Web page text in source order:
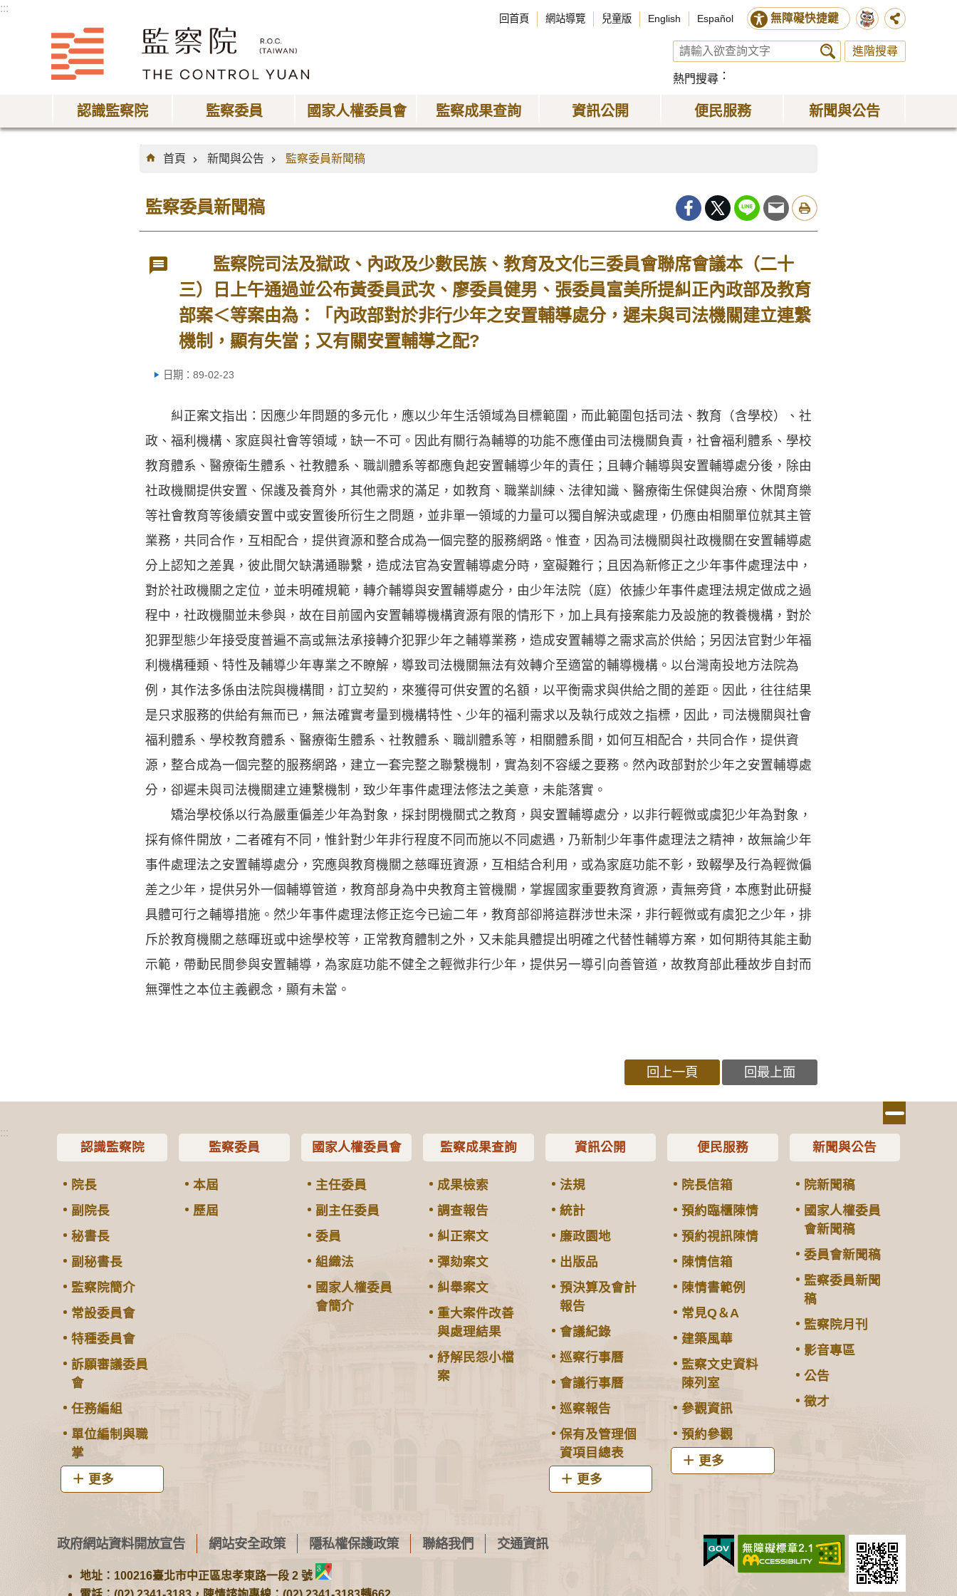
:::
回首頁 網站導覽 兒童版 English Español 無障礙快捷鍵
進階搜尋
熱門搜尋
認識監察院 監察委員 國家人權委員會 監察成果查詢 資訊公開 便民服務 新聞與公告
:::
首頁
新聞與公告 監察委員新聞稿
監察委員新聞稿
監察院司法及獄政、內政及少數民族、教育及文化三委員會聯席會議本（二十
三）日上午通過並公布黃委員武次、廖委員健男、張委員富美所提糾正內政部及教育
部案＜等案由為：「內政部對於非行少年之安置輔導處分，遲未與司法機關建立連繫
機制，顯有失當；又有關安置輔導之配?
日期：89-02-23
糾正案文指出：因應少年問題的多元化，應以少年生活領域為目標範圍，而此範圍包括司法、教育（含學校）、社
政、福利機構、家庭與社會等領域，缺一不可。因此有關行為輔導的功能不應僅由司法機關負責，社會福利體系、學校
教育體系、醫療衛生體系、社教體系、職訓體系等都應負起安置輔導少年的責任；且轉介輔導與安置輔導處分後，除由
社政機關提供安置、保護及養育外，其他需求的滿足，如教育、職業訓練、法律知識、醫療衛生保健與治療、休閒育樂
等社會教育等後續安置中或安置後所衍生之問題，並非單一領域的力量可以獨自解決或處理，仍應由相關單位就其主管
業務，共同合作，互相配合，提供資源和整合成為一個完整的服務網路。惟查，因為司法機關與社政機關在安置輔導處
分上認知之差異，彼此間欠缺溝通聯繫，造成法官為安置輔導處分時，窒礙難行；且因為新修正之少年事件處理法中，
對於社政機關之定位，並未明確規範，轉介輔導與安置輔導處分，由少年法院（庭）依據少年事件處理法規定做成之過
程中，社政機關並未參與，故在目前國內安置輔導機構資源有限的情形下，加上具有接案能力及設施的教養機構，對於
犯罪型態少年接受度普遍不高或無法承接轉介犯罪少年之輔導業務，造成安置輔導之需求高於供給；另因法官對少年福
利機構種類、特性及輔導少年專業之不瞭解，導致司法機關無法有效轉介至適當的輔導機構。以台灣南投地方法院為
例，其作法多係由法院與機構間，訂立契約，來獲得可供安置的名額，以平衡需求與供給之間的差距。因此，往往結果
是只求服務的供給有無而已，無法確實考量到機構特性、少年的福利需求以及執行成效之指標，因此，司法機關與社會
福利體系、學校教育體系、醫療衛生體系、社教體系、職訓體系等，相關體系間，如何互相配合，共同合作，提供資
源，整合成為一個完整的服務網路，建立一套完整之聯繫機制，實為刻不容緩之要務。然內政部對於少年之安置輔導處
分，卻遲未與司法機關建立連繫機制，致少年事件處理法修法之美意，未能落實。
矯治學校係以行為嚴重偏差少年為對象，採封閉機關式之教育，與安置輔導處分，以非行輕微或虞犯少年為對象，
採有條件開放，二者確有不同，惟針對少年非行程度不同而施以不同處遇，乃新制少年事件處理法之精神，故無論少年
事件處理法之安置輔導處分，究應與教育機關之慈暉班資源，互相結合利用，或為家庭功能不彰，致輟學及行為輕微偏
差之少年，提供另外一個輔導管道，教育部身為中央教育主管機關，掌握國家重要教育資源，責無旁貸，本應對此研擬
具體可行之輔導措施。然少年事件處理法修正迄今已逾二年，教育部卻將這群涉世未深，非行輕微或有虞犯之少年，排
斥於教育機關之慈暉班或中途學校等，正常教育體制之外，又未能具體提出明確之代替性輔導方案，如何期待其能主動
示範，帶動民間參與安置輔導，為家庭功能不健全之輕微非行少年，提供另一導引向善管道，故教育部此種故步自封而
無彈性之本位主義觀念，顯有未當。
回上一頁 回最上面
:::
認識監察院
院長
副院長
秘書長
副秘書長
監察院簡介
常設委員會
特種委員會
訴願審議委員
會
任務編組
單位編制與職
掌
更多
監察委員
本屆
歷屆
國家人權委員會
主任委員
副主任委員
委員
組織法
國家人權委員
會簡介
監察成果查詢
成果檢索
調查報告
糾正案文
彈劾案文
糾舉案文
重大案件改善
與處理結果
紓解民怨小檔
案
資訊公開
法規
統計
廉政園地
出版品
預決算及會計
報告
會議紀錄
巡察行事曆
會議行事曆
巡察報告
保有及管理個
資項目總表
更多
便民服務
院長信箱
預約臨櫃陳情
預約視訊陳情
陳情信箱
陳情書範例
常見Q＆A
建築風華
監察文史資料
陳列室
參觀資訊
預約參觀
更多
新聞與公告
院新聞稿
國家人權委員
會新聞稿
委員會新聞稿
監察委員新聞
稿
監察院月刊
影音專區
公告
徵才
政府網站資料開放宣告 網站安全政策 隱私權保護政策 聯絡我們 交通資訊
地址：100216臺北市中正區忠孝東路一段 2 號